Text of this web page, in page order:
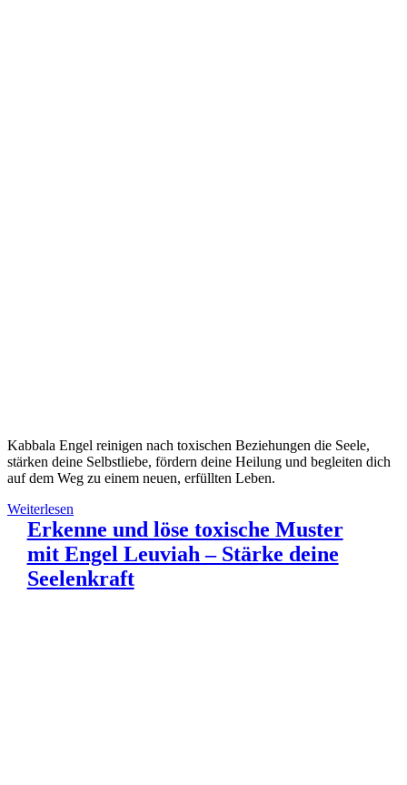
Kabbala Engel reinigen nach toxischen Beziehungen die Seele,
stärken deine Selbstliebe, fördern deine Heilung und begleiten dich
auf dem Weg zu einem neuen, erfüllten Leben.
Weiterlesen
Erkenne und löse toxische Muster
mit Engel Leuviah – Stärke deine
Seelenkraft